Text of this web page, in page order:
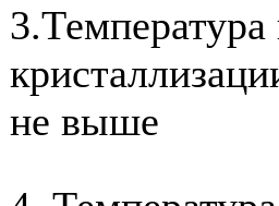
3.Температура
не выше